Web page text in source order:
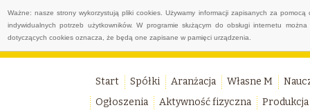
Ważne: nasze strony wykorzystują pliki cookies. Używamy informacji zapisanych za
indywidualnych potrzeb użytkowników. W programie służącym do obsługi internetu
dotyczących cookies oznacza, że będą one zapisane w pamięci urządzenia.
Start Spółki Aranżacja Własne M
Ogłoszenia
Aktywność fizyczna
Produkcja